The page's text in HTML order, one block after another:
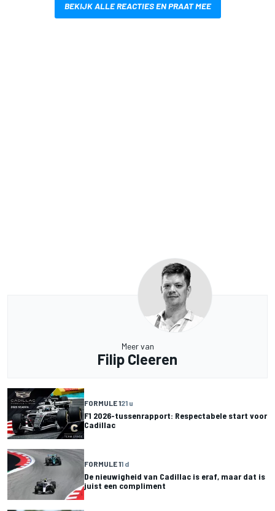
BEKIJK ALLE REACTIES EN PRAAT MEE
Meer van
Filip Cleeren
FORMULE 121 u
F1 2026-tussenrapport: Respectabele start voor
Cadillac
FORMULE 11 d
De nieuwigheid van Cadillac is eraf, maar dat is
juist een compliment